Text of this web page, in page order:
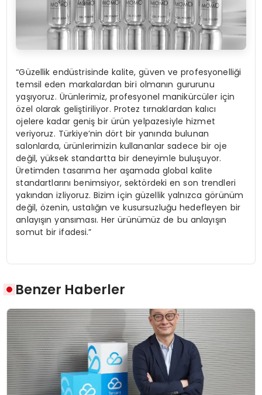
“Güzellik endüstrisinde kalite, güven ve profesyonelliği
temsil eden markalardan biri olmanın gururunu
yaşıyoruz. Ürünlerimiz, profesyonel manikürcüler için
özel olarak geliştiriliyor. Protez tırnaklardan kalıcı
ojelere kadar geniş bir ürün yelpazesiyle hizmet
veriyoruz. Türkiye’nin dört bir yanında bulunan
salonlarda, ürünlerimizin kullananlar sadece bir oje
değil, yüksek standartta bir deneyimle buluşuyor.
Üretimden tasarıma her aşamada global kalite
standartlarını benimsiyor, sektördeki en son trendleri
yakından izliyoruz. Bizim için güzellik yalnızca görünüm
değil, özenin, ustalığın ve kusursuzluğu hedefleyen bir
anlayışın yansıması. Her ürünümüz de bu anlayışın
somut bir ifadesi.”
Benzer Haberler